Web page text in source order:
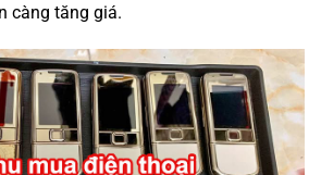
càng tăng giá.